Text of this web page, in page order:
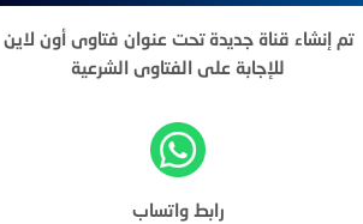
تم إنشاء قناة جديدة تحت عنوان فتاوى أون لاين
للإجابة على الفتاوى الشرعية
رابط واتساب